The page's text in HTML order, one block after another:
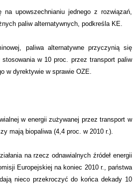
upowszechnianiu jednego z rozwiązań,
paliw alternatywnych, podkreśla KE.
paliwa alternatywne przyczynią się
w 10 proc. przez transport paliw
w dyrektywie w sprawie OZE.
w energii zużywanej przez transport w
mają biopaliwa (4,4 proc. w 2010 r.).
na rzecz odnawialnych źródeł energii
Europejskiej na koniec 2010 r., państwa
nieco przekroczyć do końca dekady 10